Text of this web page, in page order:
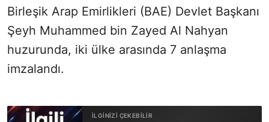
Birleşik Arap Emirlikleri (BAE) Devlet Başkanı
Şeyh Muhammed bin Zayed Al Nahyan
huzurunda, iki ülke arasında 7 anlaşma
imzalandı.